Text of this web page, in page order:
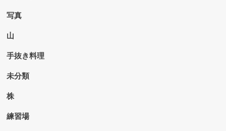
写真
山
手抜き料理
未分類
株
練習場